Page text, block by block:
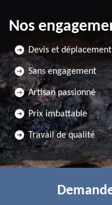
Nos
Devis et
Sans engagement
Artisan passionné
Prix imbattable
Travail de qualité